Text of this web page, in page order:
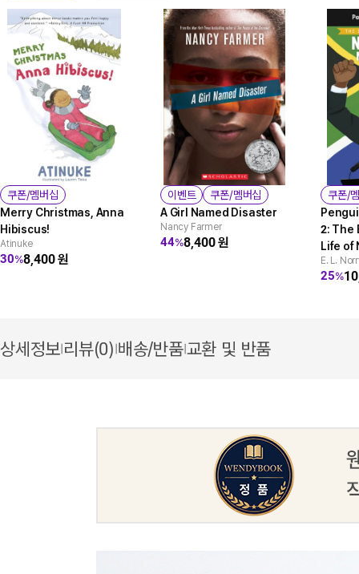
쿠폰/멤버십
Merry Christmas, Anna
Hibiscus!
Atinuke
30%8,400원
이벤트
쿠폰/멤버십
A Girl Named Disaster
Nancy Farmer
44%8,400원
쿠폰/
2: The
Life of
(ELT
E. L.
25%
상세정보|리뷰(0)|배송/반품|교환 및 반품